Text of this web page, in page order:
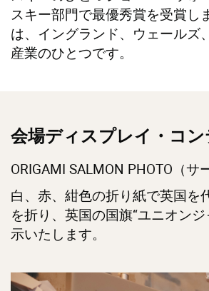
スキー部門で最優秀賞を受賞し
は、イングランド、ウェールズ
産業のひとつです。
会場ディスプレイ・コ
ORIGAMI SALMON PHOTO（
白、赤、紺色の折り紙で英国を
を折り、英国の国旗“ユニオン
示いたします。